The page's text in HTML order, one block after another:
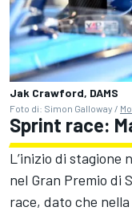
Jak Crawford, DAMS
Foto di: Simon Galloway /
Sprint race:
L’inizio di stagione
nel Gran Premio di
race, dato che